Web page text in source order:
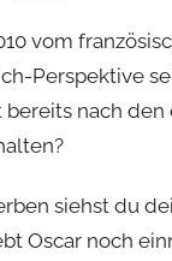
vom
Perspektive
bereits nach
siehst du
Oscar noch